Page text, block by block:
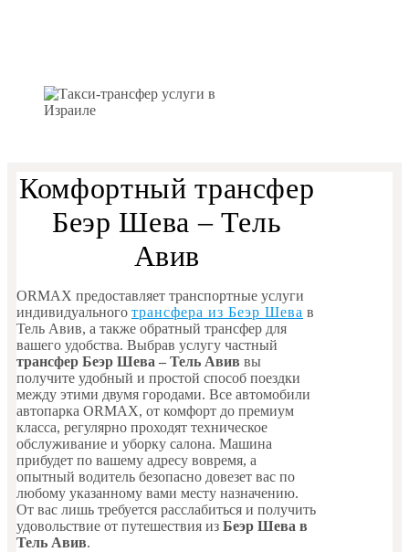
Комфортный трансфер
Беэр Шева – Тель
Авив
ORMAX предоставляет транспортные услуги
индивидуального трансфера из Беэр Шева в
Тель Авив, а также обратный трансфер для
вашего удобства. Выбрав услугу частный
трансфер Беэр Шева – Тель Авив вы
получите удобный и простой способ поездки
между этими двумя городами. Все автомобили
автопарка ORMAX, от комфорт до премиум
класса, регулярно проходят техническое
обслуживание и уборку салона. Машина
прибудет по вашему адресу вовремя, а
опытный водитель безопасно довезет вас по
любому указанному вами месту назначению.
От вас лишь требуется расслабиться и получить
удовольствие от путешествия из Беэр Шева в
Тель Авив.